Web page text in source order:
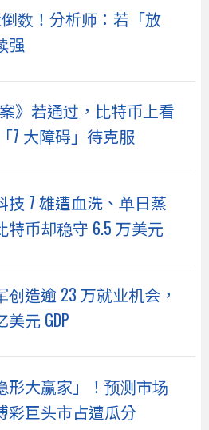
倒数！分析师：若「放
强
案》若通过，比特币上看
7 大障碍」待克服
技 7 雄遭血洗、单日蒸
特币却稳守 6.5 万美元
造逾 23 万就业机会，
元 GDP
形大赢家」！预测市场
彩巨头市占遭瓜分